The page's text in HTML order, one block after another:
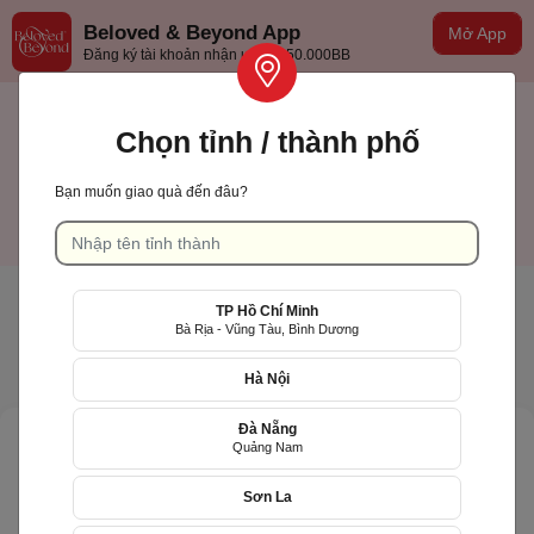
Mở App
Beloved & Beyond App
Đăng ký tài khoản nhận ưu đãi 50.000BB
TP Hồ Chí Minh
Chọn tỉnh / thành phố
Bạn muốn giao quà đến đâu?
TP Hồ Chí Minh
Bà Rịa - Vũng Tàu, Bình Dương
Hà Nội
Đà Nẵng
Quảng Nam
Sơn La